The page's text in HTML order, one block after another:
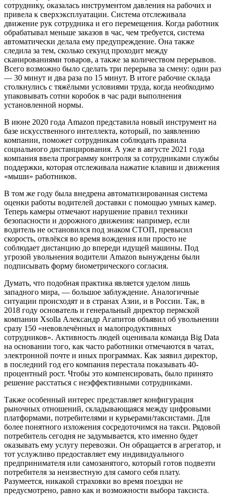
сотруднику, оказалась инструментом давления на рабочих и
привела к сверхэксплуатации. Система отслеживала
движение рук сотрудника и его перемещения. Когда работник
обрабатывал меньше заказов в час, чем требуется, система
автоматически делала ему предупреждение. Она также
следила за тем, сколько секунд проходит между
сканированиями товаров, а также за количеством перерывов.
Всего возможно было сделать три перерыва за смену: один раз
— 30 минут и два раза по 15 минут. В итоге рабочие склада
столкнулись с тяжёлыми условиями труда, когда необходимо
упаковывать сотни коробок в час ради выполнения
установленной нормы.
В июне 2020 года Amazon представила новый инструмент на
базе искусственного интеллекта, который, по заявлению
компании, поможет сотрудникам соблюдать правила
социального дистанцирования. А уже в августе 2021 года
компания ввела программу контроля за сотрудниками службы
поддержки, которая отслеживала нажатие клавиш и движения
«мыши» работников.
В том же году была внедрена автоматизированная система
оценки работы водителей доставки с помощью умных камер.
Теперь камеры отмечают нарушение правил техники
безопасности и дорожного движения: например, если
водитель не остановился под знаком СТОП, превысил
скорость, отвлёкся во время вождения или просто не
соблюдает дистанцию до впереди идущей машины. Под
угрозой увольнения водители Amazon вынуждены были
подписывать форму биометрического согласия.
Думать, что подобная практика является уделом лишь
западного мира, — большое заблуждение. Аналогичные
ситуации происходят и в странах Азии, и в России. Так, в
2018 году основатель и генеральный директор пермской
компании Xsolla Александр Агапитов объявил об увольнении
сразу 150 «невовлечённых и малопродуктивных
сотрудников». Активность людей оценивала команда Big Data
на основании того, как часто работники отмечаются в чатах,
электронной почте и иных программах. Как заявил директор,
в последний год его компания перестала показывать 40-
процентный рост. Чтобы это компенсировать, было принято
решение расстаться с неэффективными сотрудниками.
Также особенный интерес представляет конфигурация
рыночных отношений, складывающаяся между цифровыми
платформами, потребителями и курьерами/таксистами. Для
более понятного изложения сосредоточимся на такси. Рядовой
потребитель сегодня не задумывается, кто именно будет
оказывать ему услугу перевозки. Он обращается в агрегатор, и
тот услужливо предоставляет ему индивидуального
предпринимателя или самозанятого, который готов подвезти
потребителя за неизвестную для самого себя плату.
Разумеется, никакой страховки во время поездки не
предусмотрено, равно как и возможности выбора таксиста.